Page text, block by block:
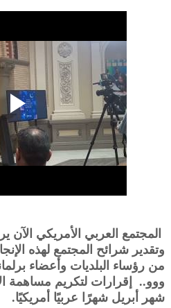
المجتمع العربي الأمريكي
وتقدير شرائح المجتمع لهذه
من رؤساء البلديات وأعضاء
ووو.. إقرارات لتكريم مساهمة
شهر أبريل شهرًا عربيًا أمريكيًا.